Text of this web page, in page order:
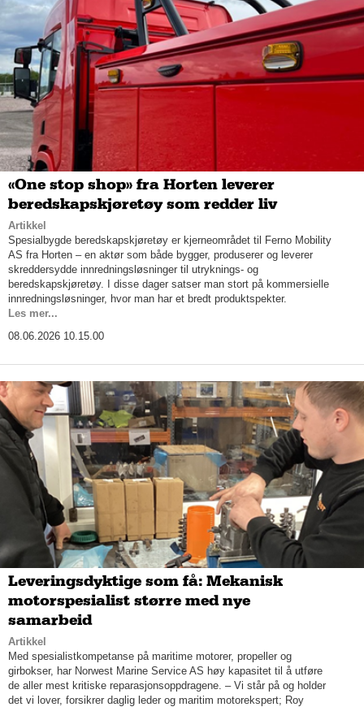
«One stop shop» fra Horten leverer
beredskapskjøretøy som redder liv
Artikkel
Spesialbygde beredskapskjøretøy er kjerneområdet til Ferno Mobility
AS fra Horten – en aktør som både bygger, produserer og leverer
skreddersydde innredningsløsninger til utryknings- og
beredskapskjøretøy. I disse dager satser man stort på kommersielle
innredningsløsninger, hvor man har et bredt produktspekter.
Les mer...
08.06.2026 10.15.00
Leveringsdyktige som få: Mekanisk
motorspesialist større med nye
samarbeid
Artikkel
Med spesialistkompetanse på maritime motorer, propeller og
girbokser, har Norwest Marine Service AS høy kapasitet til å utføre
de aller mest kritiske reparasjonsoppdragene. – Vi står på og holder
det vi lover, forsikrer daglig leder og maritim motorekspert; Roy